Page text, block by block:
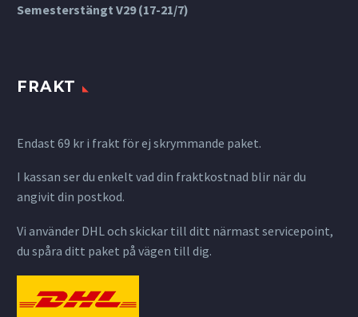
Semesterstängt V29 (17-21/7)
FRAKT
Endast 69 kr i frakt för ej skrymmande paket.
I kassan ser du enkelt vad din fraktkostnad blir när du
angivit din postkod.
Vi använder DHL och skickar till ditt närmast servicepoint,
du spåra ditt paket på vägen till dig.